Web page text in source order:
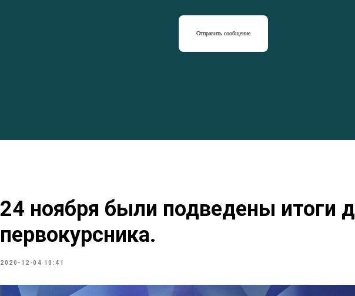
Отправить сообщение
24 ноября были подведены итоги
первокурсника.
2020-12-04 10:41